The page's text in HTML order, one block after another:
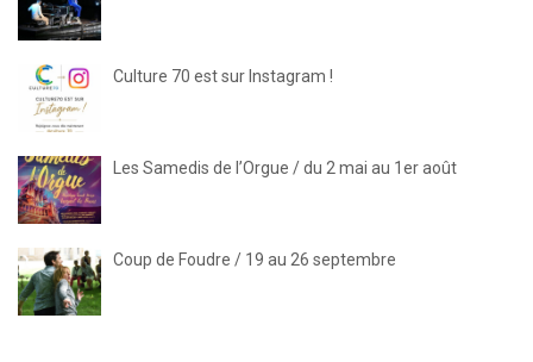
Culture 70 est sur Instagram !
Les Samedis de l’Orgue / du 2 mai au 1er août
Coup de Foudre / 19 au 26 septembre